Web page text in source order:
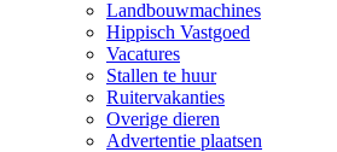
Landbouwmachines
Hippisch Vastgoed
Vacatures
Stallen te huur
Ruitervakanties
Overige dieren
Advertentie plaatsen